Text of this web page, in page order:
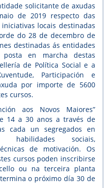
solicitante de axudas
de 2019 respecto das
locais destinadas
do 28 de decembro de
destinadas ás entidades
en marcha destas
de Política Social e a
Participación e
por importe de 5600
cursos.
aos Novos Maiores”
14 a 30 anos a través de
cada un segregados en
habilidades sociais,
de motivación. Os
cursos poden inscribirse
ou na terceira planta
o próximo día 30 de